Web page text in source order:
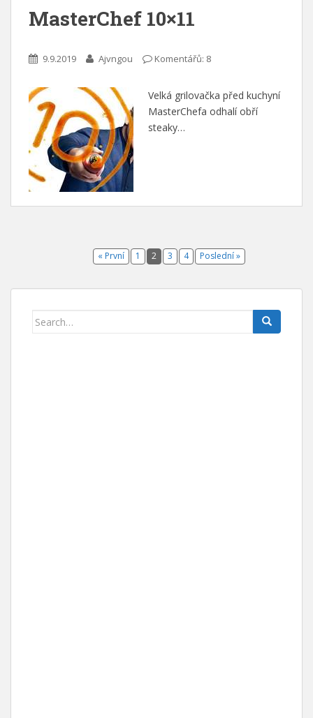
MasterChef 10×11
9.9.2019 Ajvngou Komentářů: 8
Velká grilovačka před kuchyní
MasterChefa odhalí obří
steaky…
« První 1 2 3 4 Poslední »
Search for: